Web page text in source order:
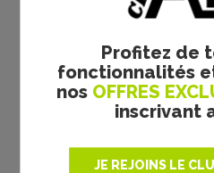
Profitez de
fonctionnalités
nos OFFRES
inscrivant
JE REJOINS LE
REVOIR -